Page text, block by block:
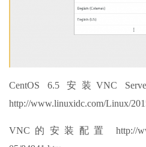
CentOS 6.5 安装VNC
http://www.linuxidc.com/Linux/
VNC的安装配置 http://